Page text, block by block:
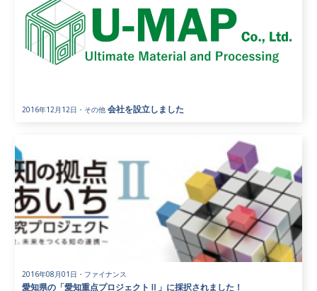
2016年12月12日 ・ その他 会社を設立しました
2016年08月01日 ・ ファイナンス
愛知県の「愛知重点プロジェクトⅡ」に採択されました！